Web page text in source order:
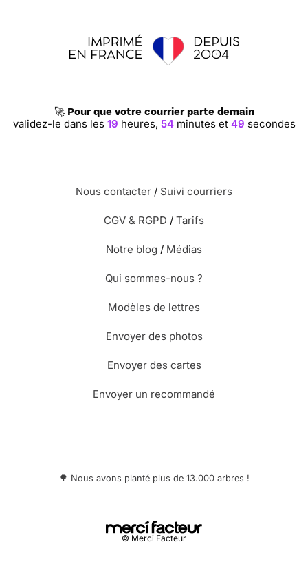
🚀 Pour que votre courrier parte demain
validez-le dans les 19 heures, 54minutes et 48 secondes
Nous contacter / Suivi courriers
CGV & RGPD / Tarifs
Notre blog / Médias
Qui sommes-nous ?
Modèles de lettres
Envoyer des photos
Envoyer des cartes
Envoyer un recommandé
🌳 Nous avons planté plus de 13.000 arbres !
© Merci Facteur